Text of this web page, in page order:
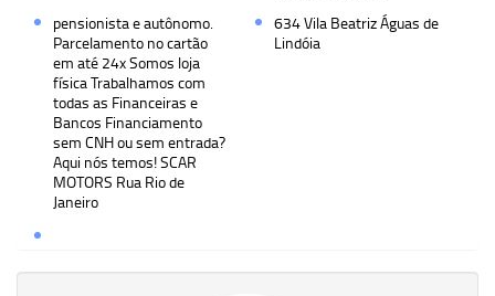
pensionista e autônomo.
Parcelamento no cartão
em até 24x Somos loja
física Trabalhamos com
todas as Financeiras e
Bancos Financiamento
sem CNH ou sem entrada?
Aqui nós temos! SCAR
MOTORS Rua Rio de
Janeiro
634 Vila Beatriz Águas de
Lindóia